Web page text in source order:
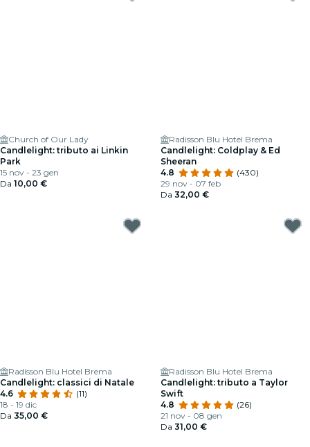
Church of Our Lady
Candlelight: tributo ai Linkin
Park
15 nov - 23 gen
Da 10,00 €
Radisson Blu Hotel Brema
Candlelight: Coldplay & Ed
Sheeran
4.8
(430)
29 nov - 07 feb
Da 32,00 €
Radisson Blu Hotel Brema
Candlelight: classici di Natale
4.6
(11)
18 - 19 dic
Da 35,00 €
Radisson Blu Hotel Brema
Candlelight: tributo a Taylor
Swift
4.8
(26)
21 nov - 08 gen
Da 31,00 €